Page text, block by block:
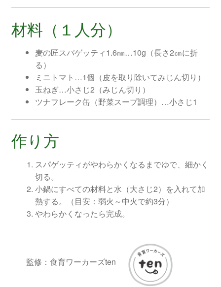
材料（１人分）
麦の匠スパゲッティ1.6㎜…10g（長さ2㎝に折
る）
ミニトマト…1個（皮を取り除いてみじん切り）
玉ねぎ…小さじ2（みじん切り）
ツナフレーク缶（野菜スープ調理）…小さじ1
作り方
スパゲッティがやわらかくなるまでゆで、細かく
切る。
小鍋にすべての材料と水（大さじ2）を入れて加
熱する。（目安：弱火～中火で約3分）
やわらかくなったら完成。
監修：食育ワーカーズten